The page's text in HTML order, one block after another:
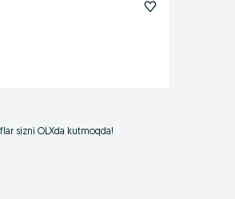
sizni OLXda kutmoqda!